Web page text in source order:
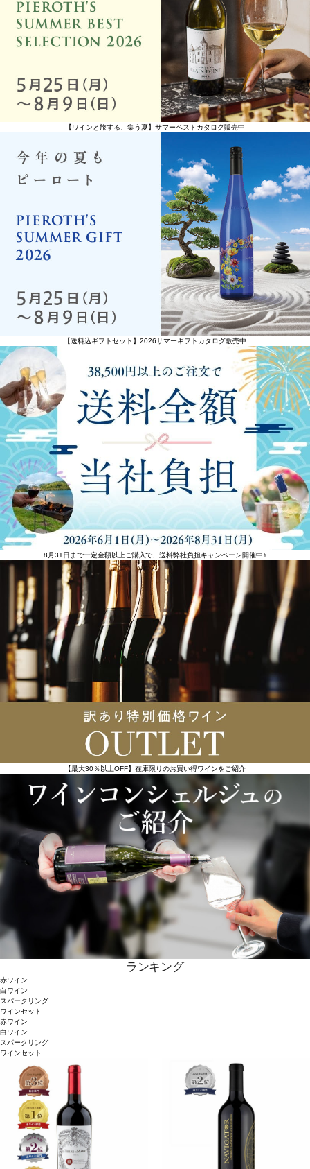
【ワインと旅する、集う夏】サマーベストカタログ販売中
【送料込ギフトセット】2026サマーギフトカタログ販売中
8月31日まで一定金額以上ご購入で、送料弊社負担キャンペーン開催中♪
【最大30％以上OFF】在庫限りのお買い得ワインをご紹介
ランキング
赤ワイン
白ワイン
スパークリング
ワインセット
赤ワイン
白ワイン
スパークリング
ワインセット